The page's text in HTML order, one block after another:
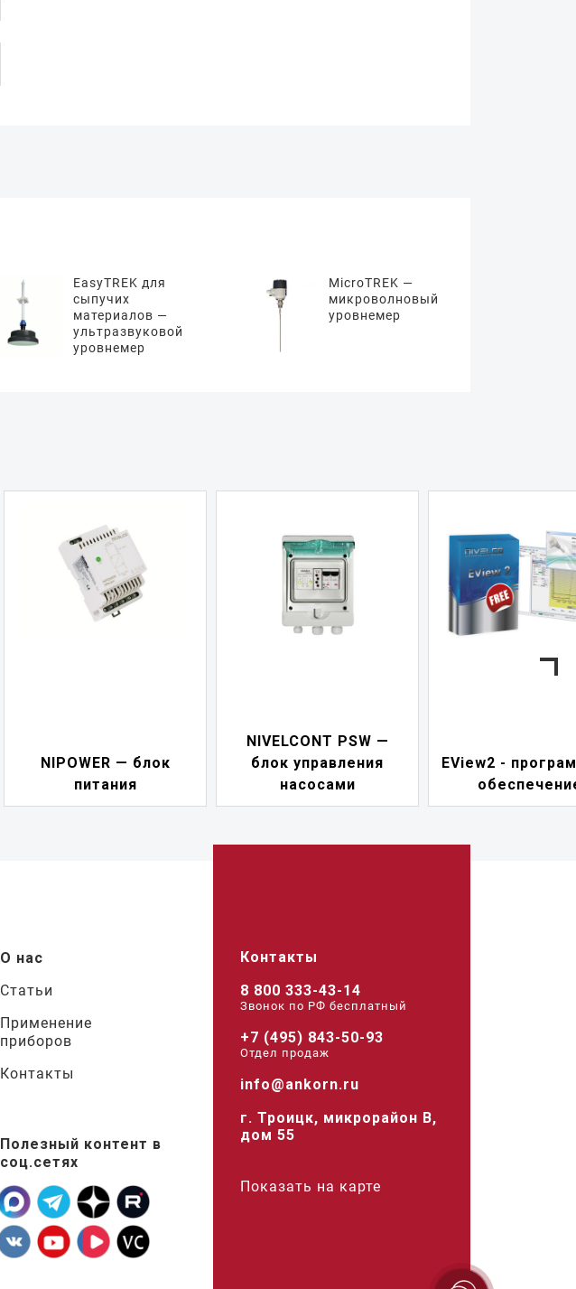
EasyTREK для
сыпучих
материалов —
ультразвуковой
уровнемер
MicroTREK —
микроволновый
уровнемер
NIPOWER — блок
питания
NIVELCONT PSW —
блок управления
насосами
EView2 -
О нас
Статьи
Применение
приборов
Контакты
Полезный контент в
соц.сетях
Контакты
8 800 333-43-14
Звонок по РФ беcплатный
+7 (495) 843-50-93
Отдел продаж
info@ankorn.ru
г. Троицк, микрорайон В,
дом 55
Показать на карте